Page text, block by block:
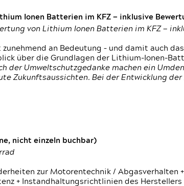
Ionen Batterien im KFZ — inklusive
von Lithium Ionen Batterien im KFZ —
an Bedeutung – und damit auch
über die Grundlagen der Lithium-Ionen-
der Umweltschutzgedanke machen ein
Zukunftsaussichten. Bei der Entwicklung der
nicht einzeln buchbar)
zur Motorentechnik /
+ Instandhaltungsrichtlinien des